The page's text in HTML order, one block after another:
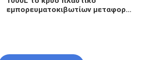
εμπορευματοκιβωτίων μεταφορών